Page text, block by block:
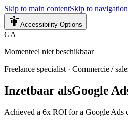
Skip to main contentSkip to navigation
Accessibility Options
GA
Momenteel niet beschikbaar
Freelance specialist · Commercie /
Inzetbaar alsGoogle
Achieved a 6x ROI for a Google Ads